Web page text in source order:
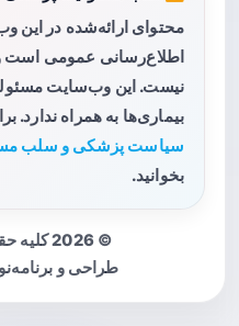
محتوای ارائه‌شده در
اطلاع‌رسانی عمومی است
نیست. این وب‌سایت
بیماری‌ها به همراه
سیاست پزشکی و سلب
بخوانید.
© 2026 کلیه حقوق محفوظ است.
طراحی و